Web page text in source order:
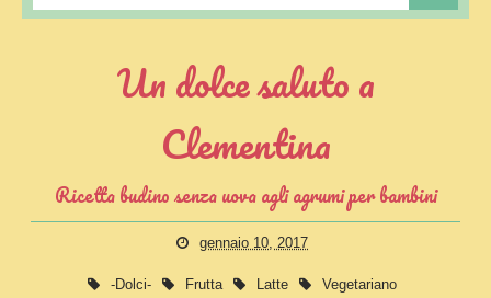
Un dolce saluto a
Clementina
Ricetta budino senza uova agli agrumi per bambini
gennaio 10, 2017
-Dolci- Frutta Latte Vegetariano